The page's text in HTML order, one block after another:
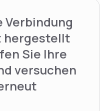
Verbindung
hergestellt
Sie Ihre
versuchen